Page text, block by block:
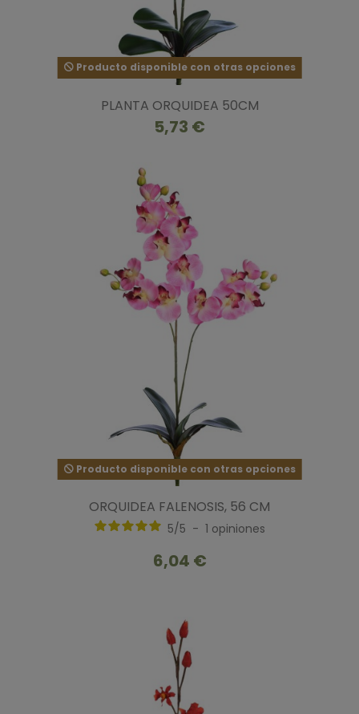
Producto disponible con otras opciones
PLANTA ORQUIDEA 50CM
5,73 €
Producto disponible con otras opciones
ORQUIDEA FALENOSIS, 56 CM
5/5 - 1 opiniones
6,04 €